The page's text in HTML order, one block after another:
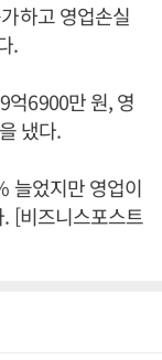
하고 영업손실
.
억6900만 원, 영
냈다.
늘었지만 영업이
[비즈니스포스트